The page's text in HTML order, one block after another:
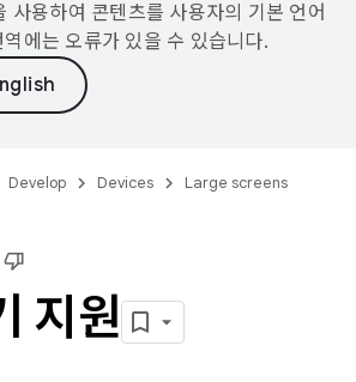
용하여 콘텐츠를 사용자의 기본 언어
에는 오류가 있을 수 있습니다.
Develop Devices
Large screens
지원